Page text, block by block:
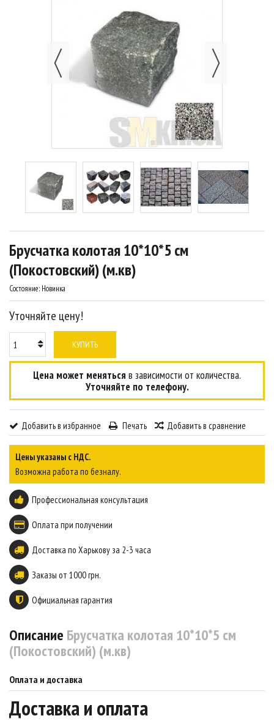
Брусчатка колотая 10*10*5 см
(Покостовский) (м.кв)
Состояние: Новинка
Уточняйте цену!
КУПИТЬ
Цена может меняться в зависимости от количества.
Уточняйте по телефону.
Добавить в избранное Печать Добавить в сравнение
Цены указаны с НДС.
Возможна работа по безналу.
Профессиональная консультация
Оплата при получении
Доставка по Харькову за 2-3 часа
Заказы от 1000 грн.
Официальная гарантия
Описание Брусчатка колотая 10*10*5 см
(Покостовский) (м.кв)
Оплата и доставка
Доставка и оплата